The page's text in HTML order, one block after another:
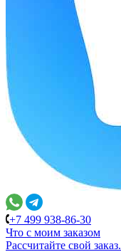
+7 499 938-86-30
Что с моим заказом
Расcчитайте свой заказ.